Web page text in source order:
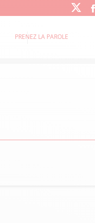
PRENEZ LA PAROLE